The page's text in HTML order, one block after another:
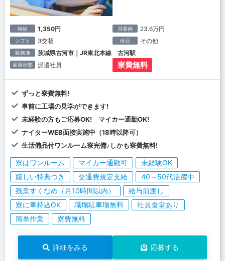
時給 1,350円 月収例 23.6万円
シフト 3交替 休日 その他
勤務地 茨城県古河市｜JR東北本線 古河駅
雇用形態 派遣社員 寮費無料
ずっと寮費無料!
事前に工場の見学ができます!
未経験の方もご応募OK! マイカー通勤OK!
ナイターWEB面接実施中（18時以降可）
生活備品付ワンルーム寮完備♪しかも寮費無料!
寮はワンルーム マイカー通勤可
未経験OK
嬉しい特典つき
交通費規定支給
40～50代活躍中
残業すくなめ（月10時間以内）
給与前渡し
寮に車持込OK
職場駐車場無料
社員食堂あり
簡単作業
寮費無料
詳細をみる 応募する